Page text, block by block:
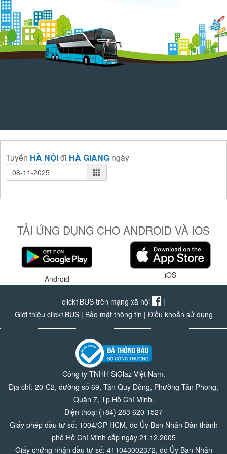
Tuyến HÀ NỘIđi HÀ GIANG ngày
TẢI ỨNG DỤNG CHO ANDROID VÀ IOS
Android iOS
click1BUS trên mạng xã hội
|
Giới thiệu click1BUS| Bảo mật thông tin | Điều khoản sử dụng
Công ty TNHH SiGlaz Việt Nam.
Địa chỉ: 20-C2, đường số 69, Tân Quy Đông, Phường Tân Phong,
Quận 7, Tp.Hồ Chí Minh.
Điện thoại (+84) 283 620 1527
Giấy phép đầu tư số: 1004/GP-HCM, do Ủy Ban Nhân Dân thành
phố Hồ Chí Minh cấp ngày 21.12.2005
Giấy chứng nhận đầu tư số: 411043002372, do Ủy Ban Nhân